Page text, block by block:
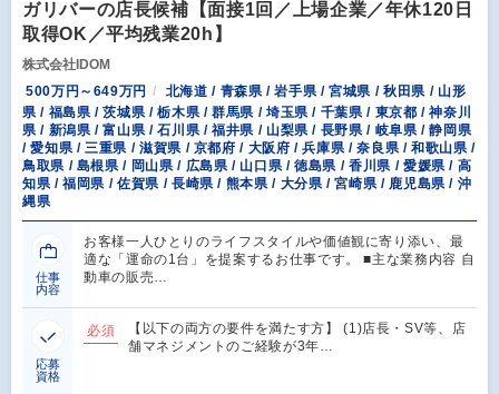
ガリバーの店長候補【面接1回／上場企業／年休120日
取得OK／平均残業20h】
株式会社IDOM
500万円～649万円
北海道 / 青森県 / 岩手県 / 宮城県 / 秋田県 / 山形
県 / 福島県 / 茨城県 / 栃木県 / 群馬県 / 埼玉県 / 千葉県 / 東京都 / 神奈川
県 / 新潟県 / 富山県 / 石川県 / 福井県 / 山梨県 / 長野県 / 岐阜県 / 静岡県
/ 愛知県 / 三重県 / 滋賀県 / 京都府 / 大阪府 / 兵庫県 / 奈良県 / 和歌山県 /
鳥取県 / 島根県 / 岡山県 / 広島県 / 山口県 / 徳島県 / 香川県 / 愛媛県 / 高
知県 / 福岡県 / 佐賀県 / 長崎県 / 熊本県 / 大分県 / 宮崎県 / 鹿児島県 / 沖
縄県
仕事
内容
お客様一人ひとりのライフスタイルや価値観に寄り添い、最
適な「運命の1台」を提案するお仕事です。 ■主な業務内容 自
動車の販売…
応募
資格
必須
【以下の両方の要件を満たす方】 (1)店長・SV等、店
舗マネジメントのご経験が3年…